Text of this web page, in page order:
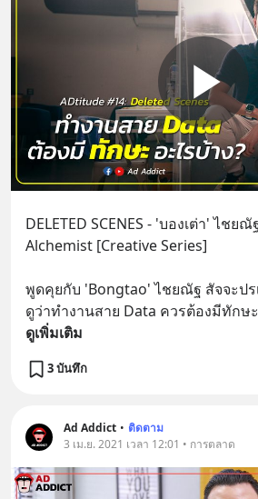
DELETED SCENES - 'บองเต่า' ไชย
Alchemist [Creative Series]
พูดคุยกับ 'Bongtao' ไชยณัฐ สัจจะปร
ดูว่าทำงานสาย Data ควรต้องมีทักษ
ดูเพิ่มเติม
3 บันทึก
Ad Addict • ติดตาม
3 เม.ย. 2021 เวลา 12:01 • การตลาด